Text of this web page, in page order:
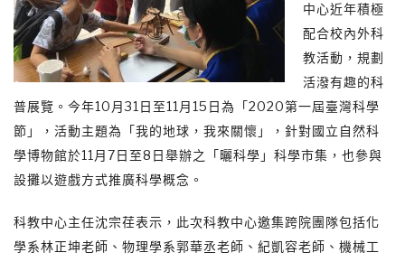
中心近年積極
配合校內外科
教活動，規劃
活潑有趣的科
普展覽。今年10月31日至11月15日為「2020第一屆臺灣科學
節」，活動主題為「我的地球，我來關懷」，針對國立自然科
學博物館於11月7日至8日舉辦之「曬科學」科學市集，也參與
設攤以遊戲方式推廣科學概念。
科教中心主任沈宗荏表示，此次科教中心邀集跨院團隊包括化
學系林正坤老師、物理學系郭華丞老師、紀凱容老師、機械工